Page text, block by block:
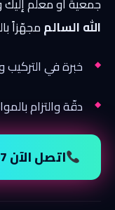
الله السالممجهّزاً
خبرة في
دقّة والتزام
اتصل الآن 94955007